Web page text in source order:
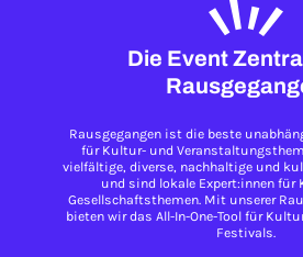
Die Event
Rausgegangen ist die beste
für Kultur- und
vielfältige, diverse, nachhaltige und
und sind lokale Expert:innen für
Gesellschaftsthemen. Mit unserer
bieten wir das All-In-One-Tool für
Festivals.